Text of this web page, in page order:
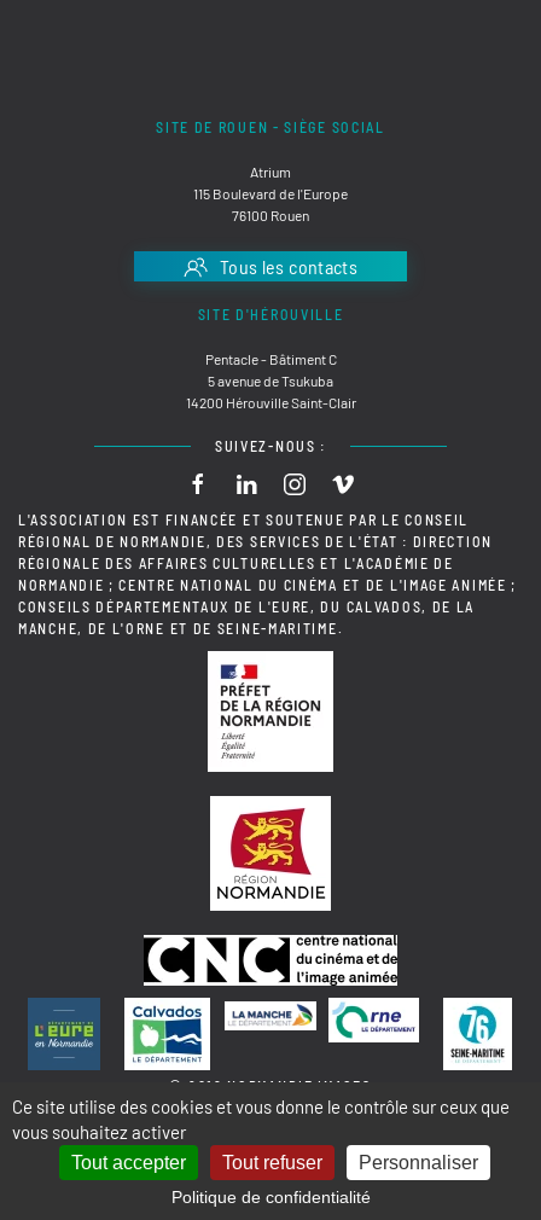
SITE DE ROUEN - SIÈGE SOCIAL
Atrium
115 Boulevard de l'Europe
76100 Rouen
Tous les contacts
SITE D'HÉROUVILLE
Pentacle - Bâtiment C
5 avenue de Tsukuba
14200 Hérouville Saint-Clair
SUIVEZ-NOUS :
L'ASSOCIATION EST FINANCÉE ET SOUTENUE PAR LE CONSEIL
RÉGIONAL DE NORMANDIE, DES SERVICES DE L'ÉTAT : DIRECTION
RÉGIONALE DES AFFAIRES CULTURELLES ET L'ACADÉMIE DE
NORMANDIE ; CENTRE NATIONAL DU CINÉMA ET DE L'IMAGE ANIMÉE ;
CONSEILS DÉPARTEMENTAUX DE L'EURE, DU CALVADOS, DE LA
MANCHE, DE L'ORNE ET DE SEINE-MARITIME.
© 2018 NORMANDIE IMAGES
MENTIONS LÉGALES - COOKIES & STATISTIQUES PLAN DU SITE
Ce site utilise des cookies et vous donne le contrôle sur ceux que
vous souhaitez activer
Tout accepter Tout refuser Personnaliser
Politique de confidentialité